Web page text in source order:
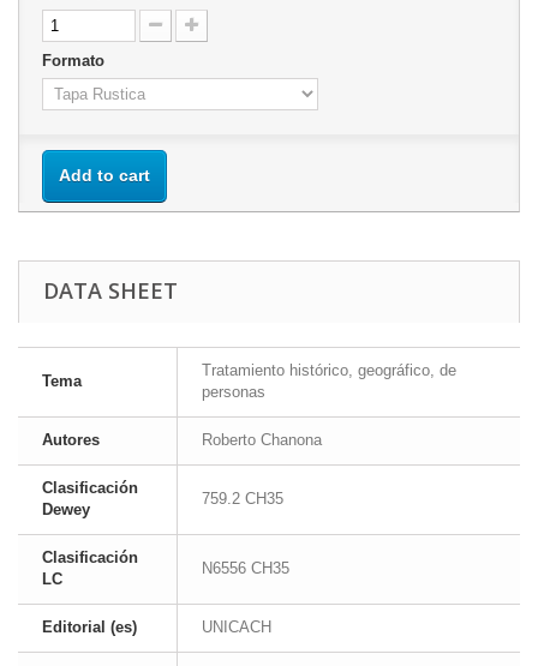
Formato
Add to cart
DATA SHEET
Tema
Tratamiento histórico, geográfico, de
personas
Autores Roberto Chanona
Clasificación
Dewey
759.2 CH35
Clasificación
LC
N6556 CH35
Editorial (es) UNICACH